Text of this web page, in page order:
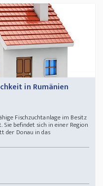
in Rumänien
Fischzuchtanlage im Besitz
befindet sich in einer Region
der Donau in das